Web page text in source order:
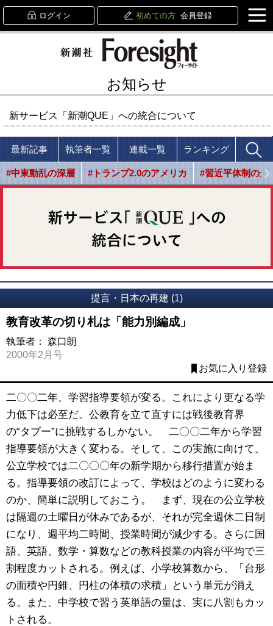
ログイン 初めての方 会員登録
お知らせ
新サービス「新潮QUE」への統合について
最新記事 執筆者一覧 連載一覧 ランキング
#中東動乱の深層 #トランプ2.0のアメリカ #習近平体制の光
提言・日本の再建 (1)
教育改革の切り札は「能力別編成」
執筆者： 森口朗
2000年2月号
お気に入り登録
二〇〇二年、学習指導要領が変る。これにより更なる学
力低下は必至だ。公教育を立て直すには戦後教育界
の“タブー”に挑戦するしかない。 二〇〇二年から学習
指導要領が大きく変わる。そして、この実施に向けて、
公立学校では二〇〇〇年の新学期から移行措置が始ま
る。指導要領の改訂によって、学校はどのように変わる
のか、簡単に説明しておこう。 まず、現在の公立学校
は隔週の土曜日が休みであるが、それが完全週休二日制
になり、週平均二時間、授業時間が減少する。さらに国
語、英語、数学・算数などの教科授業の内容が平均で三
割程度カットされる。例えば、小学校算数から、「台形
の面積や円錐、円柱の体積の求積」という単元が消え
る。また、中学校で習う英単語の量は、実に八割もカッ
トされる。